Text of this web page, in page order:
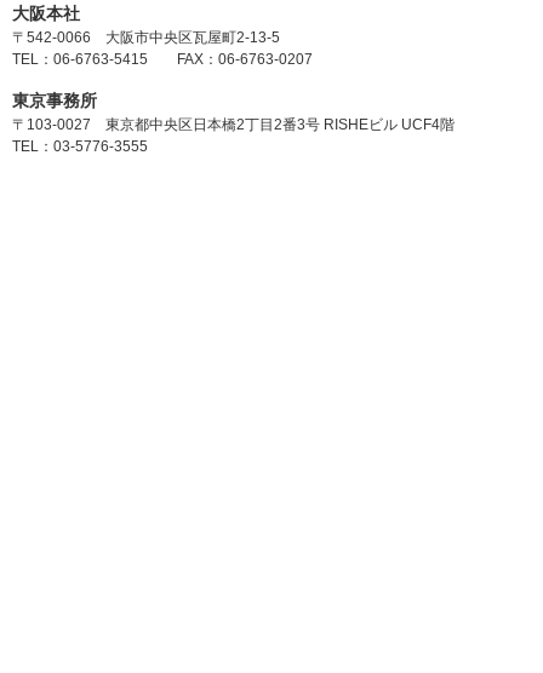
大阪本社
〒542-0066 大阪市中央区瓦屋町2-13-5
TEL：06-6763-5415 FAX：06-6763-0207
東京事務所
〒103-0027 東京都中央区日本橋2丁目2番3号 RISHEビル UCF4階
TEL：03-5776-3555